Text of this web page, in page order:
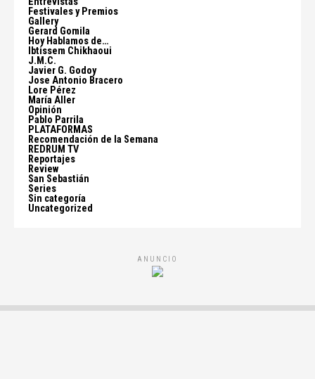
Festivales y Premios
Gallery
Gerard Gomila
Hoy Hablamos de…
Ibtissem Chikhaoui
J.M.C.
Javier G. Godoy
Jose Antonio Bracero
Lore Pérez
María Aller
Opinión
Pablo Parrila
PLATAFORMAS
Recomendación de la Semana
REDRUM TV
Reportajes
Review
San Sebastián
Series
Sin categoría
Uncategorized
ANUNCIO